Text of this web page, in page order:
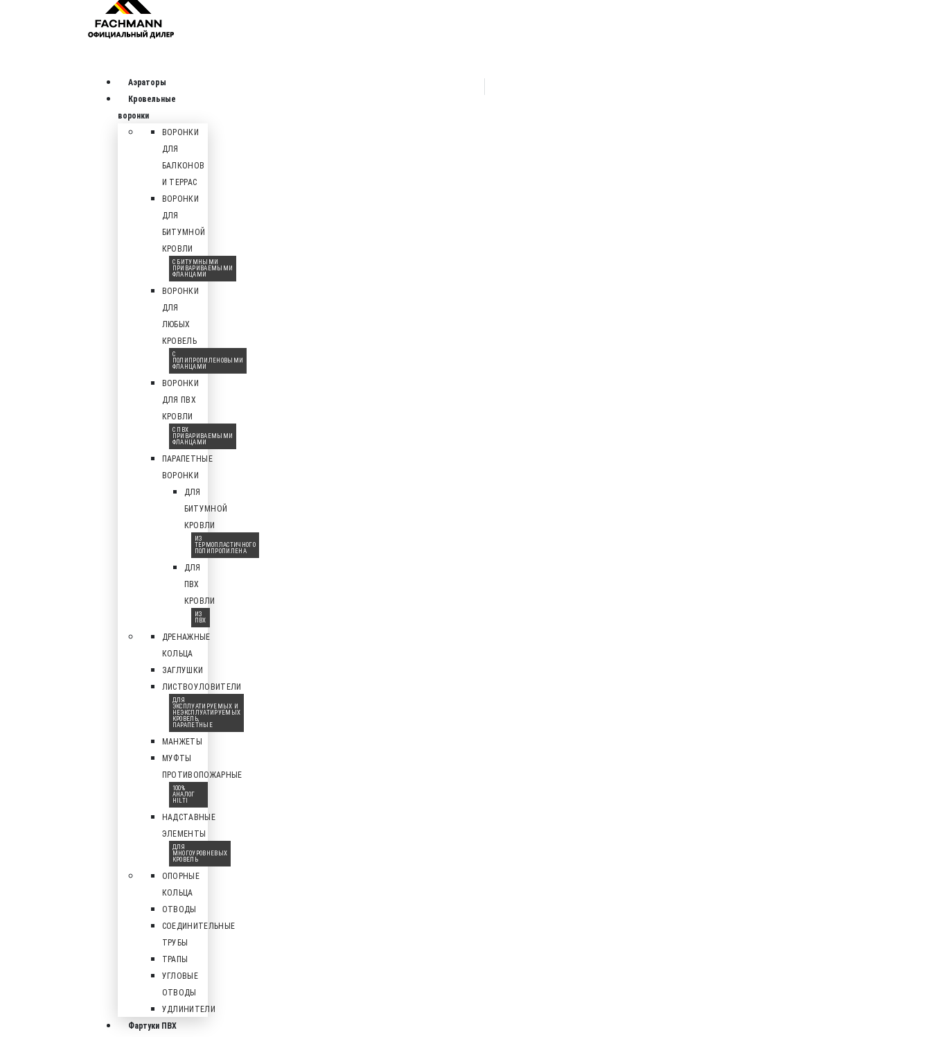
Аэраторы
Кровельные
воронки
ВОРОНКИ
ДЛЯ
БАЛКОНОВ
И ТЕРРАС
ВОРОНКИ
ДЛЯ
БИТУМНОЙ
КРОВЛИ
С БИТУМНЫМИ
ПРИВАРИВАЕМЫМИ
ФЛАНЦАМИ
ВОРОНКИ
ДЛЯ
ЛЮБЫХ
КРОВЕЛЬ
С
ПОЛИПРОПИЛЕНОВЫМИ
ФЛАНЦАМИ
ВОРОНКИ
ДЛЯ ПВХ
КРОВЛИ
С ПВХ
ПРИВАРИВАЕМЫМИ
ФЛАНЦАМИ
ПАРАПЕТНЫЕ
ВОРОНКИ
ДЛЯ
БИТУМНОЙ
КРОВЛИ
ИЗ
ТЕРМОПЛАСТИЧНОГО
ПОЛИПРОПИЛЕНА
ДЛЯ
ПВХ
КРОВЛИ
ИЗ
ПВХ
ДРЕНАЖНЫЕ
КОЛЬЦА
ЗАГЛУШКИ
ЛИСТВОУЛОВИТЕЛИ
ДЛЯ
ЭКСПЛУАТИРУЕМЫХ И
НЕЭКСПЛУАТИРУЕМЫХ
КРОВЕЛЬ,
ПАРАПЕТНЫЕ
МАНЖЕТЫ
МУФТЫ
ПРОТИВОПОЖАРНЫЕ
100%
АНАЛОГ
HILTI
НАДСТАВНЫЕ
ЭЛЕМЕНТЫ
ДЛЯ
МНОГОУРОВНЕВЫХ
КРОВЕЛЬ
ОПОРНЫЕ
КОЛЬЦА
ОТВОДЫ
СОЕДИНИТЕЛЬНЫЕ
ТРУБЫ
ТРАПЫ
УГЛОВЫЕ
ОТВОДЫ
УДЛИНИТЕЛИ
Фартуки ПВХ